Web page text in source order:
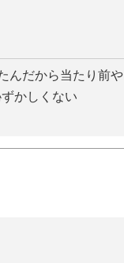
んだから当たり前や
かしくない